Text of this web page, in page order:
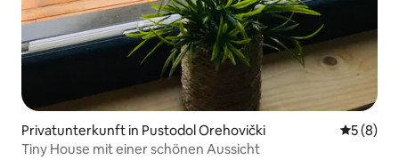
Privatunterkunft in Pustodol Orehovički
5 (8)
Tiny House mit einer schönen Aussicht